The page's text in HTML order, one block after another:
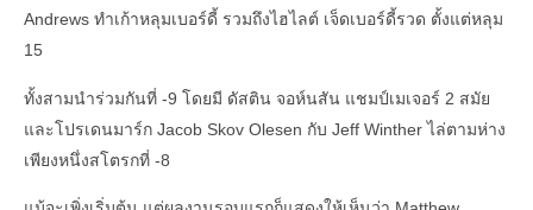
Andrews ทำเก้าหลุมเบอร์ดี้ รวมถึงไฮไลต์ เจ็ดเบอร์ดี้รวด ตั้งแต่หลุม
15
ทั้งสามนำร่วมกันที่ -9 โดยมี ดัสติน จอห์นสัน แชมป์เมเจอร์ 2 สมัย
และโปรเดนมาร์ก Jacob Skov Olesen กับ Jeff Winther ไล่ตามห่าง
เพียงหนึ่งสโตรกที่ -8